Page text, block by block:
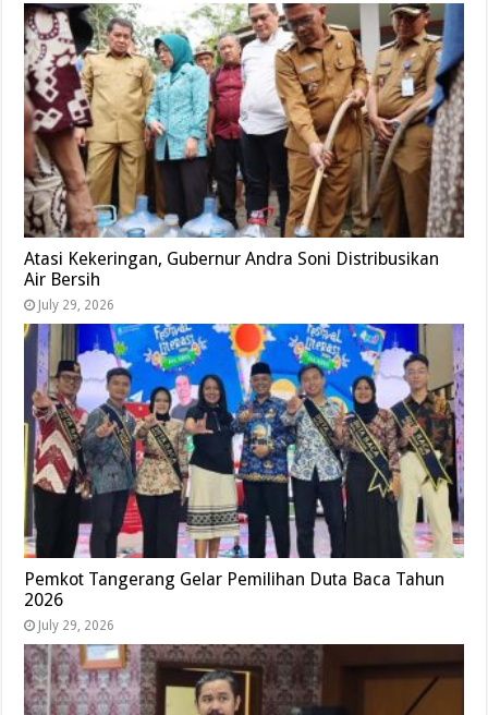
Atasi Kekeringan, Gubernur Andra Soni Distribusikan
Air Bersih
July 29, 2026
Pemkot Tangerang Gelar Pemilihan Duta Baca Tahun
2026
July 29, 2026